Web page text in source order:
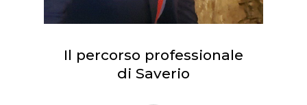
Il percorso professionale
di Saverio